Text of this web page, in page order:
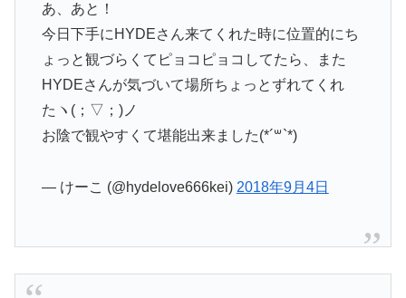
あ、あと！
今日下手にHYDEさん来てくれた時に位置的にち
ょっと観づらくてピョコピョコしてたら、また
HYDEさんが気づいて場所ちょっとずれてくれ
たヽ(；▽；)ノ
お陰で観やすくて堪能出来ました(*´꒳`*)
— けーこ (@hydelove666kei) 2018年9月4日